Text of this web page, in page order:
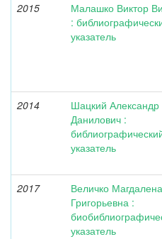
2015
Малашко Виктор
:
указатель
2014
Шацкий Александр
Данилович :
указатель
2017
Величко Магдалена
Григорьевна :
указатель